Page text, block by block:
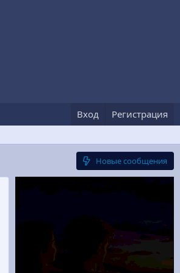
Вход Регистрация
Новые сообщения